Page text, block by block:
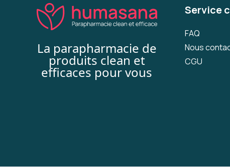
La parapharmacie de
produits clean et
efficaces pour vous
Service
FAQ
Nous
CGU